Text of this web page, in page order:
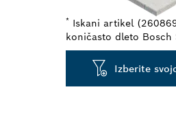
* Iskani artikel
koničasto dleto Bosch
Izberite